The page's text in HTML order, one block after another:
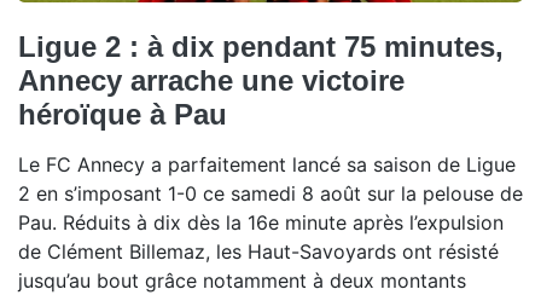
Ligue 2 : à dix pendant 75 minutes,
Annecy arrache une victoire
héroïque à Pau
Le FC Annecy a parfaitement lancé sa saison de Ligue
2 en s’imposant 1-0 ce samedi 8 août sur la pelouse de
Pau. Réduits à dix dès la 16e minute après l’expulsion
de Clément Billemaz, les Haut-Savoyards ont résisté
jusqu’au bout grâce notamment à deux montants